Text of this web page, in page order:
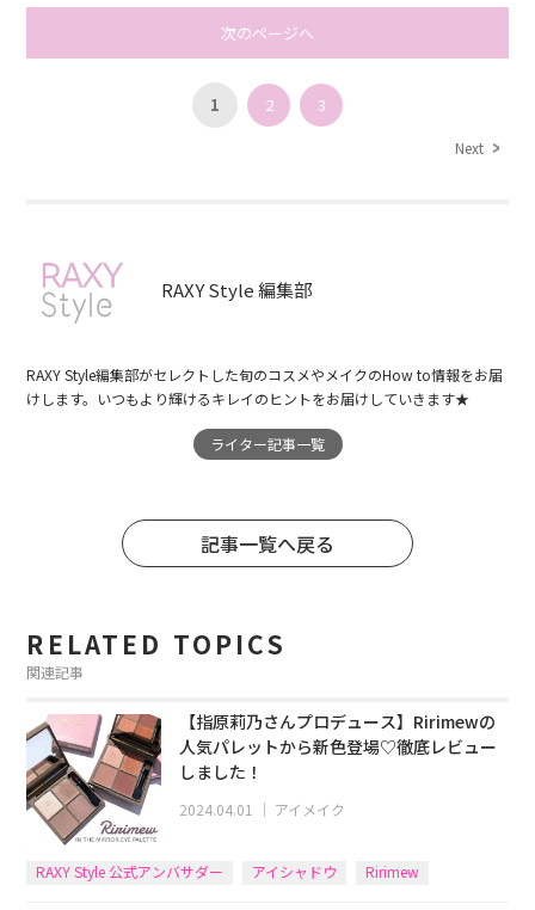
次のページへ
1 2 3
Next
RAXY Style 編集部
RAXY Style編集部がセレクトした旬のコスメやメイクのHow to情報をお届
けします。いつもより輝けるキレイのヒントをお届けしていきます★
ライター記事一覧
記事一覧へ戻る
RELATED TOPICS
関連記事
【指原莉乃さんプロデュース】Ririmewの
人気パレットから新色登場♡徹底レビュー
しました！
2024.04.01 ｜ アイメイク
RAXY Style 公式アンバサダー アイシャドウ Ririmew